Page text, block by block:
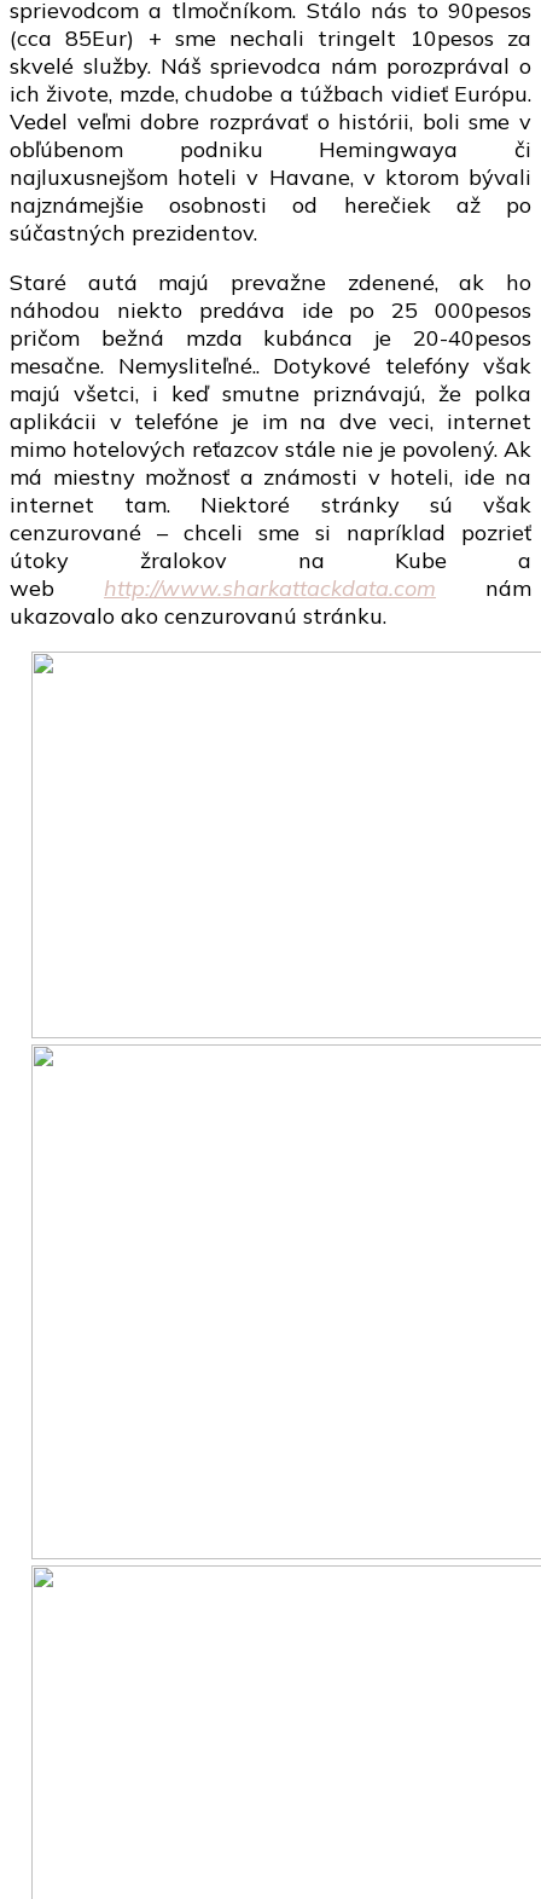
sprievodcom a tlmočníkom. Stálo nás to 90pesos
(cca 85Eur) + sme nechali tringelt 10pesos za
skvelé služby. Náš sprievodca nám porozprával o
ich živote, mzde, chudobe a túžbach vidieť Európu.
Vedel veľmi dobre rozprávať o histórii, boli sme v
obľúbenom podniku Hemingwaya či
najluxusnejšom hoteli v Havane, v ktorom bývali
najznámejšie osobnosti od herečiek až po
súčastných prezidentov.
Staré autá majú prevažne zdenené, ak ho
náhodou niekto predáva ide po 25 000pesos
pričom bežná mzda kubánca je 20-40pesos
mesačne. Nemysliteľné.. Dotykové telefóny však
majú všetci, i keď smutne priznávajú, že polka
aplikácii v telefóne je im na dve veci, internet
mimo hotelových reťazcov stále nie je povolený. Ak
má miestny možnosť a známosti v hoteli, ide na
internet tam. Niektoré stránky sú však
cenzurované – chceli sme si napríklad pozrieť
útoky žralokov na Kube a
web http://www.sharkattackdata.com
nám
ukazovalo ako cenzurovanú stránku.